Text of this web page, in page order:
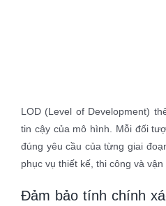
LOD (Level of Development)
tin cậy của mô hình. Mỗi đối
đúng yêu cầu của từng giai
phục vụ thiết kế, thi công và vận
Đảm bảo tính chính